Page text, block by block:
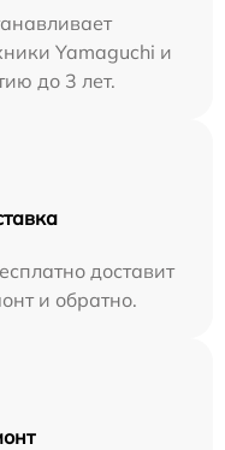
Yamaguchi и
до 3 лет.
доставит
и обратно.